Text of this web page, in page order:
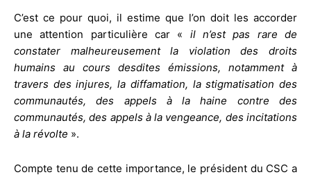
C’est ce pour quoi, il estime que l’on doit les accorder
une attention particulière car « il n’est pas rare de
constater malheureusement la violation des droits
humains au cours desdites émissions, notamment à
travers des injures, la diffamation, la stigmatisation des
communautés, des appels à la haine contre des
communautés, des appels à la vengeance, des incitations
à la révolte ».
Compte tenu de cette importance, le président du CSC a